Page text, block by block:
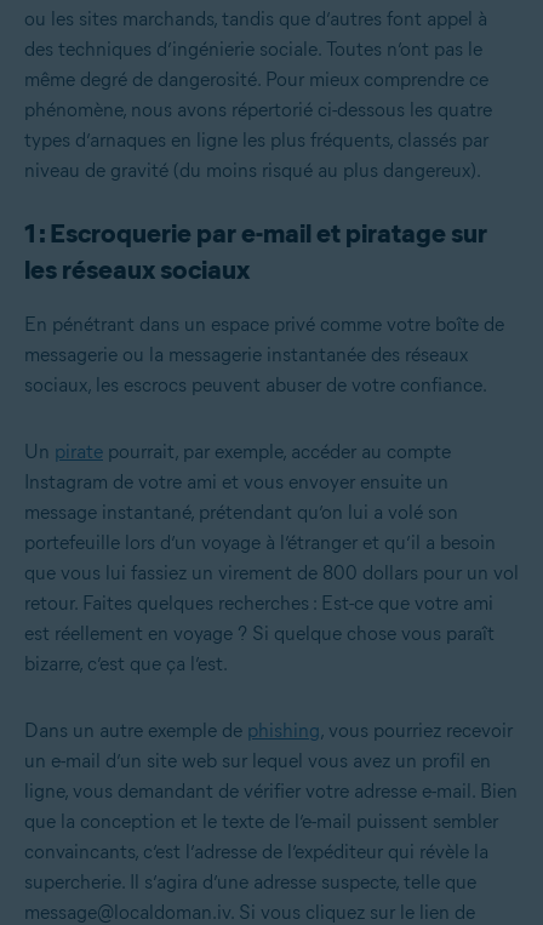
ou les sites marchands, tandis que d’autres font appel à
des techniques d’ingénierie sociale. Toutes n’ont pas le
même degré de dangerosité. Pour mieux comprendre ce
phénomène, nous avons répertorié ci-dessous les quatre
types d’arnaques en ligne les plus fréquents, classés par
niveau de gravité (du moins risqué au plus dangereux).
1 : Escroquerie par e-mail et piratage sur
les réseaux sociaux
En pénétrant dans un espace privé comme votre boîte de
messagerie ou la messagerie instantanée des réseaux
sociaux, les escrocs peuvent abuser de votre confiance.
Un pirate pourrait, par exemple, accéder au compte
Instagram de votre ami et vous envoyer ensuite un
message instantané, prétendant qu’on lui a volé son
portefeuille lors d’un voyage à l’étranger et qu’il a besoin
que vous lui fassiez un virement de 800 dollars pour un vol
retour. Faites quelques recherches : Est-ce que votre ami
est réellement en voyage ? Si quelque chose vous paraît
bizarre, c’est que ça l’est.
Dans un autre exemple de phishing, vous pourriez recevoir
un e-mail d’un site web sur lequel vous avez un profil en
ligne, vous demandant de vérifier votre adresse e-mail. Bien
que la conception et le texte de l’e-mail puissent sembler
convaincants, c’est l’adresse de l’expéditeur qui révèle la
supercherie. Il s’agira d’une adresse suspecte, telle que
message@localdoman.iv. Si vous cliquez sur le lien de